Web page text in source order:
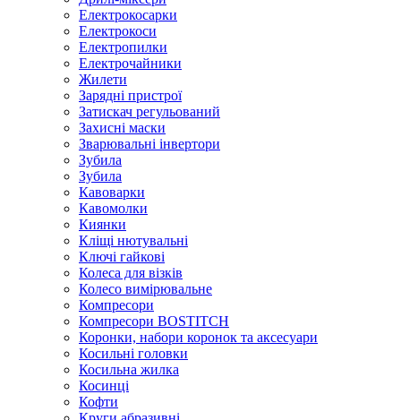
Електрокосарки
Електрокоси
Електропилки
Електрочайники
Жилети
Зарядні пристрої
Затискач регульований
Захисні маски
Зварювальні інвертори
Зубила
Зубила
Кавоварки
Кавомолки
Киянки
Кліщі нютувальні
Ключі гайкові
Колеса для візків
Колесо вимірювальне
Компресори
Компресори BOSTITCH
Коронки, набори коронок та аксесуари
Косильні головки
Косильна жилка
Косинці
Кофти